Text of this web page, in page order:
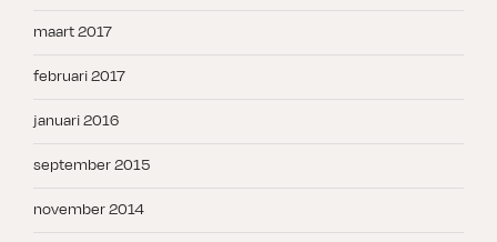
maart 2017
februari 2017
januari 2016
september 2015
november 2014